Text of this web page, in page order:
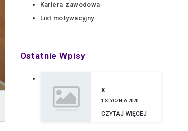
Kariera zawodowa
List motywacyjny
Ostatnie Wpisy
X
1 STYCZNIA 2020
CZYTAJ WIĘCEJ